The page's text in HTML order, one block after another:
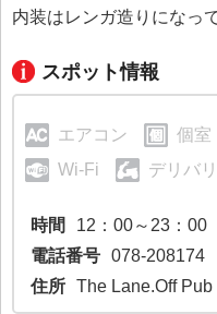
内装はレンガ造りになっ
スポット情報
エアコン 個室
Wi-Fi
デリバ
時間
12：00～23：00
電話番号 078-208174
住所 The Lane.Off Pub